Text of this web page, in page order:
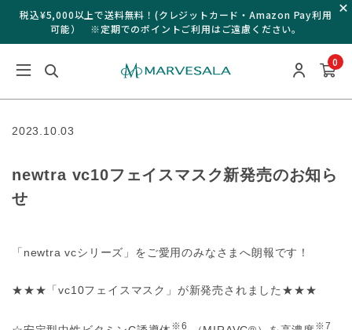
税込¥5,000以上で送料無料！(クレジットカード・Amazon Pay利用
可能） ※定期でのポイントご利用はご遠慮ください。
0
2023.10.03
newtra vc10フェイスマスク新発売のお知ら
せ
「newtra vcシリーズ」をご愛用のみなさまへ朗報です！
★★★「vc10フェイスマスク」が新発売されました★★★
※6 ※7